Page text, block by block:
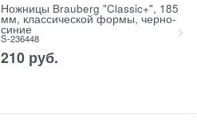
Ножницы Brauberg "Classic+", 185
мм, классической формы, черно-
синие
S-236448
210 руб.